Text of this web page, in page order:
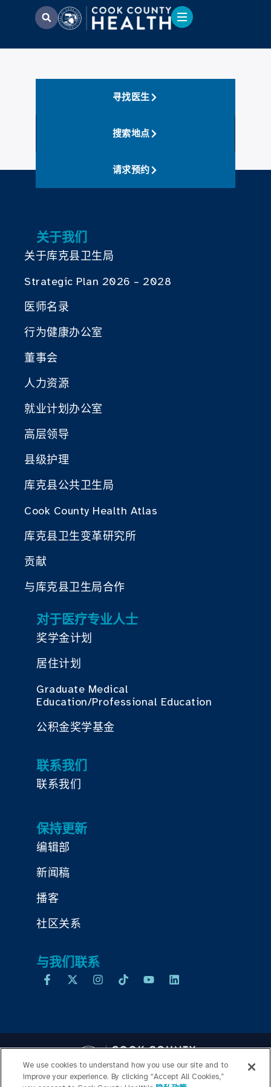
寻找医生
搜索地点
请求预约
关于我们
关于库克县卫生局
Strategic Plan 2026 – 2028
医师名录
行为健康办公室
董事会
人力资源
就业计划办公室
高层领导
县级护理
库克县公共卫生局
Cook County Health Atlas
库克县卫生变革研究所
贡献
与库克县卫生局合作
对于医疗专业人士
奖学金计划
居住计划
Graduate Medical
Education/Professional Education
公积金奖学基金
联系我们
联系我们
保持更新
编辑部
新闻稿
播客
社区关系
与我们联系
We use cookies to understand how you use our site and to
improve your experience. By clicking “Accept All Cookies,”